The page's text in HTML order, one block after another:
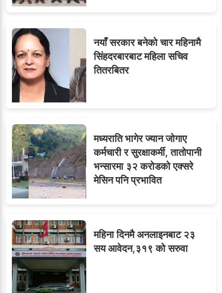
नयाँ सरकार बनेको चार महिनामै
सिंहदरबारबाट महिला सचिव
तितरबितर
मध्यराति भागेर ज्यान जोगाए
कर्मचारी र सुरक्षाकर्मी, तातोपानी
भन्सारमा ३२ करोडको एक्सरे
मेसिन पनि प्रभावित
महिना दिनमै अनलाइनबाट २३
सय आवेदन,३१९ को सरुवा